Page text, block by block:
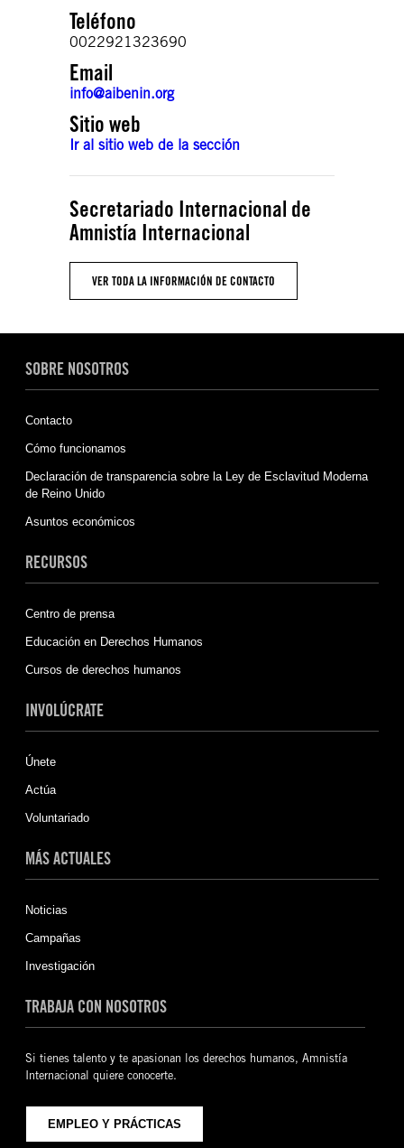
Teléfono
0022921323690
Email
info@aibenin.org
Sitio web
Ir al sitio web de la sección
Secretariado Internacional de
Amnistía Internacional
VER TODA LA INFORMACIÓN DE CONTACTO
SOBRE NOSOTROS
Contacto
Cómo funcionamos
Declaración de transparencia sobre la Ley de Esclavitud Moderna
de Reino Unido
Asuntos económicos
RECURSOS
Centro de prensa
Educación en Derechos Humanos
Cursos de derechos humanos
INVOLÚCRATE
Únete
Actúa
Voluntariado
MÁS ACTUALES
Noticias
Campañas
Investigación
TRABAJA CON NOSOTROS
Si tienes talento y te apasionan los derechos humanos, Amnistía
Internacional quiere conocerte.
EMPLEO Y PRÁCTICAS